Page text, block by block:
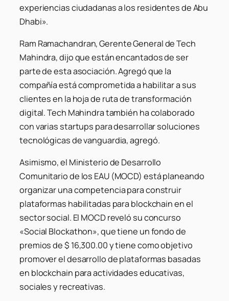
experiencias ciudadanas a los residentes de Abu
Dhabi».
Ram Ramachandran, Gerente General de Tech
Mahindra, dijo que están encantados de ser
parte de esta asociación. Agregó que la
compañía está comprometida a habilitar a sus
clientes en la hoja de ruta de transformación
digital. Tech Mahindra también ha colaborado
con varias startups para desarrollar soluciones
tecnológicas de vanguardia, agregó.
Asimismo, el Ministerio de Desarrollo
Comunitario de los EAU (MOCD) está planeando
organizar una competencia para construir
plataformas habilitadas para blockchain en el
sector social. El MOCD reveló su concurso
«Social Blockathon», que tiene un fondo de
premios de $ 16,300.00 y tiene como objetivo
promover el desarrollo de plataformas basadas
en blockchain para actividades educativas,
sociales y recreativas.